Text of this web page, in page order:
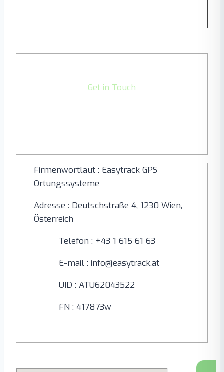
Get in Touch
Firmenwortlaut : Easytrack GPS
Ortungssysteme
Adresse : Deutschstraße 4, 1230 Wien,
Österreich
Telefon : +43 1 615 61 63
E-mail : info@easytrack.at
UID : ATU62043522
FN : 417873w